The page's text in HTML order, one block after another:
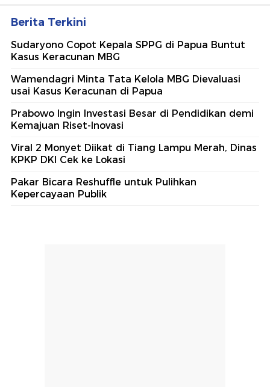
Berita Terkini
Sudaryono Copot Kepala SPPG di Papua Buntut
Kasus Keracunan MBG
Wamendagri Minta Tata Kelola MBG Dievaluasi
usai Kasus Keracunan di Papua
Prabowo Ingin Investasi Besar di Pendidikan demi
Kemajuan Riset-Inovasi
Viral 2 Monyet Diikat di Tiang Lampu Merah, Dinas
KPKP DKI Cek ke Lokasi
Pakar Bicara Reshuffle untuk Pulihkan
Kepercayaan Publik